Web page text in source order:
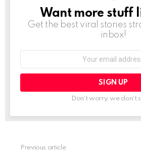
NEWSLETTER
Want more stuff
Get the best viral stories
inbox!
Don't worry, we don't
Previous article